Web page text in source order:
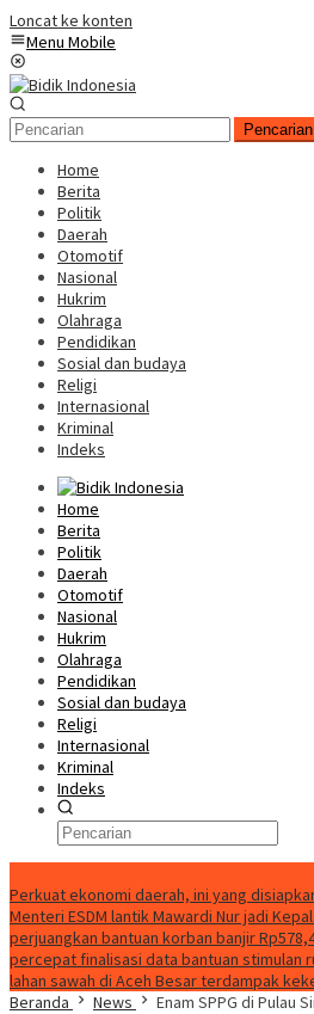
Loncat ke konten
Menu Mobile
Pencarian
Home
Berita
Politik
Daerah
Otomotif
Nasional
Hukrim
Olahraga
Pendidikan
Sosial dan budaya
Religi
Internasional
Kriminal
Indeks
Home
Berita
Politik
Daerah
Otomotif
Nasional
Hukrim
Olahraga
Pendidikan
Sosial dan budaya
Religi
Internasional
Kriminal
Indeks
Perkuat ekonomi daerah, ini yang
Menteri ESDM lantik Mawardi Nur jadi
perjuangkan bantuan korban banjir
percepat finalisasi data bantuan stimulan
lahan sawah di Aceh Besar terdampak
Beranda
News Enam SPPG di Pulau